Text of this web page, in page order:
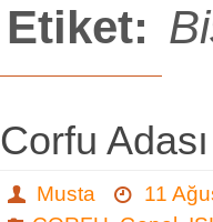
Etiket:
Corfu Adası
Musta
11